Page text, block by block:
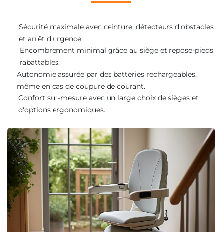
Sécurité maximale avec ceinture, détecteurs d'obstacles
et arrêt d'urgence.
Encombrement minimal grâce au siège et repose-pieds
rabattables.
Autonomie assurée par des batteries rechargeables,
même en cas de coupure de courant.
Confort sur-mesure avec un large choix de sièges et
d'options ergonomiques.